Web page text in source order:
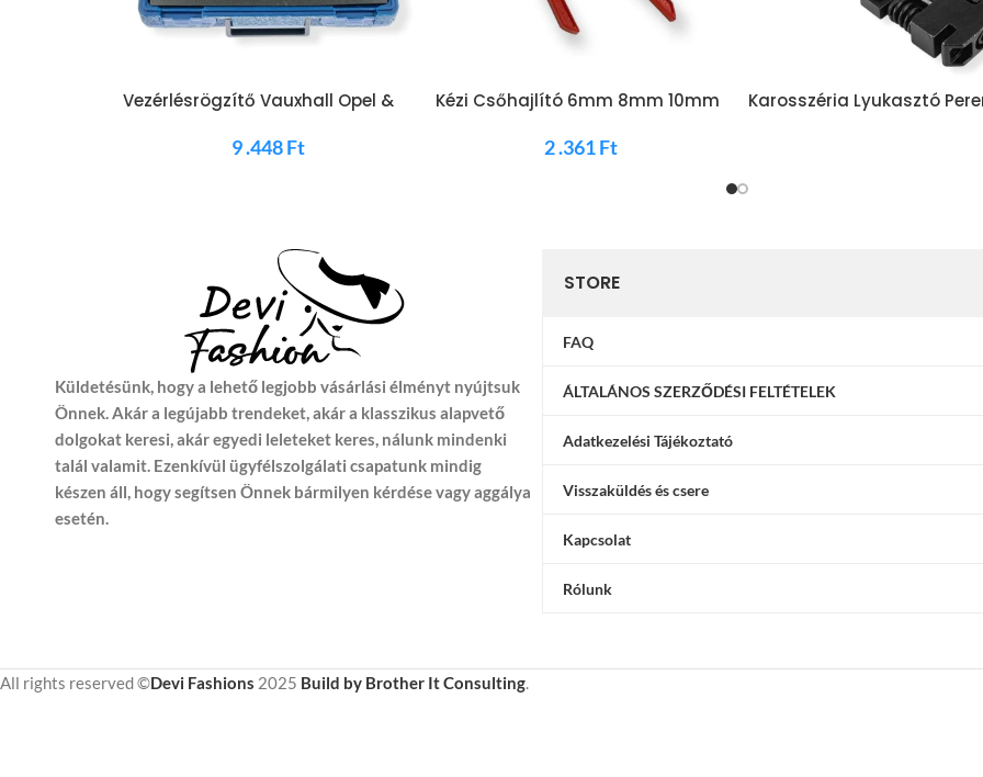
Vezérlésrögzítő Vauxhall Opel &
9 .448Ft
Kézi Csőhajlító 6mm 8mm 10mm
2 .361Ft
Karosszéria Lyukasztó
Küldetésünk, hogy a lehető legjobb vásárlási élményt nyújtsuk
Önnek. Akár a legújabb trendeket, akár a klasszikus alapvető
dolgokat keresi, akár egyedi leleteket keres, nálunk mindenki
talál valamit. Ezenkívül ügyfélszolgálati csapatunk mindig
készen áll, hogy segítsen Önnek bármilyen kérdése vagy aggálya
esetén.
STORE
FAQ
ÁLTALÁNOS SZERZŐDÉSI FELTÉTELEK
Adatkezelési Tájékoztató
Visszaküldés és csere
Kapcsolat
Rólunk
All rights reserved ©Devi Fashions 2025 Build by Brother It Consulting.